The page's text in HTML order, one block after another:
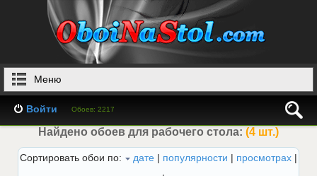
Меню
Войти Обоев: 2217
Найдено обоев для рабочего стола: (4 шт.)
Сортировать обои по: дате | популярности | просмотрах |